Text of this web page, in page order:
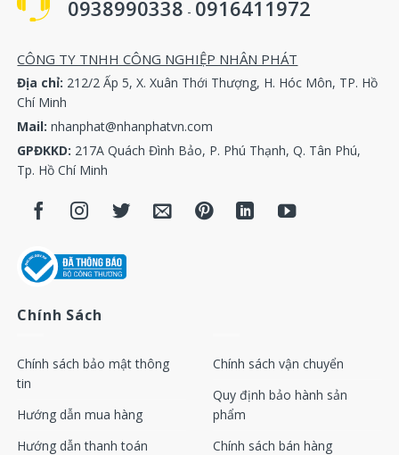
0938990338 - 0916411972
CÔNG TY TNHH CÔNG NGHIỆP NHÂN PHÁT
Địa chỉ: 212/2 Ấp 5, X. Xuân Thới Thượng, H. Hóc Môn, TP. Hồ
Chí Minh
Mail:nhanphat@nhanphatvn.com
GPĐKKD: 217A Quách Đình Bảo, P. Phú Thạnh, Q. Tân Phú,
Tp. Hồ Chí Minh
Chính Sách
Chính sách bảo mật thông
tin
Hướng dẫn mua hàng
Hướng dẫn thanh toán
Chính sách vận chuyển
Quy định bảo hành sản
phẩm
Chính sách bán hàng